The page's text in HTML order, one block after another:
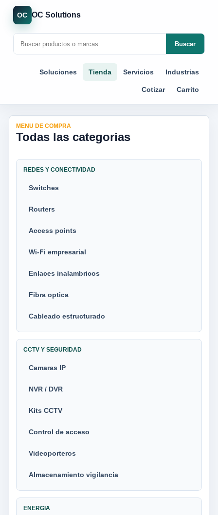
OC OC Solutions
Buscar
Soluciones Tienda Servicios Industrias
Cotizar Carrito
MENU DE COMPRA
Todas las categorias
REDES Y CONECTIVIDAD
Switches
Routers
Access points
Wi-Fi empresarial
Enlaces inalambricos
Fibra optica
Cableado estructurado
CCTV Y SEGURIDAD
Camaras IP
NVR / DVR
Kits CCTV
Control de acceso
Videoporteros
Almacenamiento vigilancia
ENERGIA